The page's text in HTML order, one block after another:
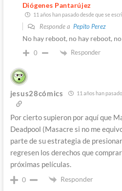
Diógenes Pantarújez
11 años han pasado desde que se
Responde a Pepito Perez
No hay reboot, no hay reboot,
0 Responder
jesus28cómics 11 años han
Por cierto supieron por aquí que
Deadpool (Masacre si no me
parte de su estrategia de
regresen los derechos que
próximas películas.
0 Responder